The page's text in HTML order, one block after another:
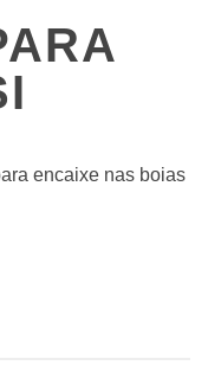
encaixe nas boias